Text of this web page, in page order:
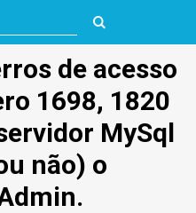
de acesso
1698, 1820
MySql
não) o